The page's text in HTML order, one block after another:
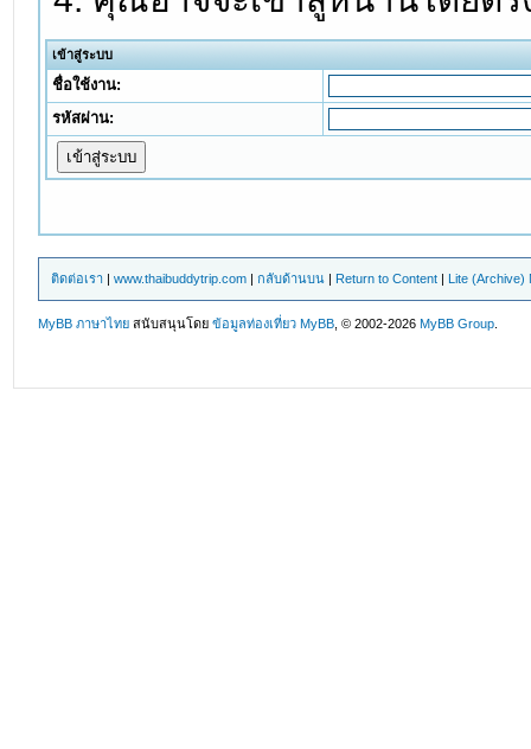
เข้าสู่ระบบ
ชื่อใช้งาน:
รหัสผ่าน:
ติดต่อเรา |www.thaibuddytrip.com |กลับด้านบน | Return to Content | Lite (Archive)
MyBB ภาษาไทย สนับสนุนโดยข้อมูลท่องเที่ยว MyBB , © 2002-2026MyBB Group